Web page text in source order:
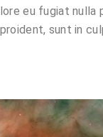
eu fugiat nulla
sunt in